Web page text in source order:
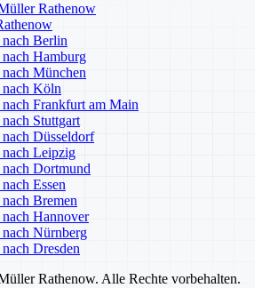
Rathenow
Berlin
Hamburg
München
Köln
Frankfurt am Main
Stuttgart
Düsseldorf
Leipzig
Dortmund
Essen
Bremen
Hannover
Nürnberg
Dresden
Rathenow. Alle Rechte vorbehalten.